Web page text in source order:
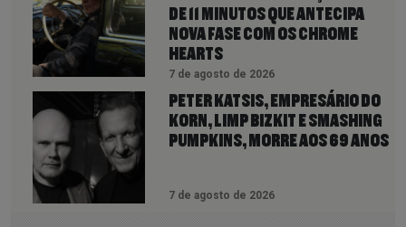
DE 11 MINUTOS QUE ANTECIPA
NOVA FASE COM OS CHROME
HEARTS
7 de agosto de 2026
PETER KATSIS, EMPRESÁRIO DO
KORN, LIMP BIZKIT E SMASHING
PUMPKINS, MORRE AOS 69 ANOS
7 de agosto de 2026